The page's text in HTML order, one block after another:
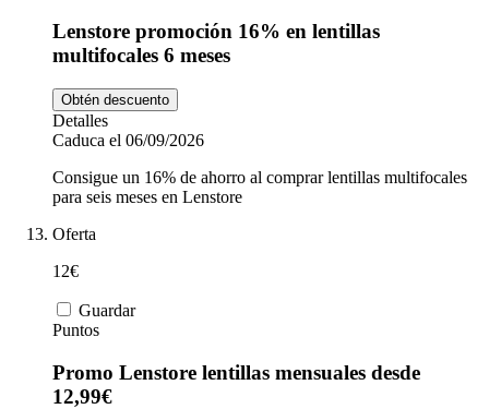
Lenstore promoción 16% en lentillas
multifocales 6 meses
Obtén descuento
Detalles
Caduca el 06/09/2026
Consigue un 16% de ahorro al comprar lentillas multifocales
para seis meses en Lenstore
Oferta
12€
Guardar
Puntos
Promo Lenstore lentillas mensuales desde
12,99€